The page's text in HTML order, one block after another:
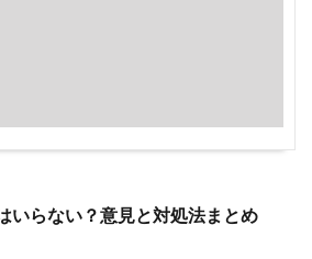
いらない？意見と対処法まとめ